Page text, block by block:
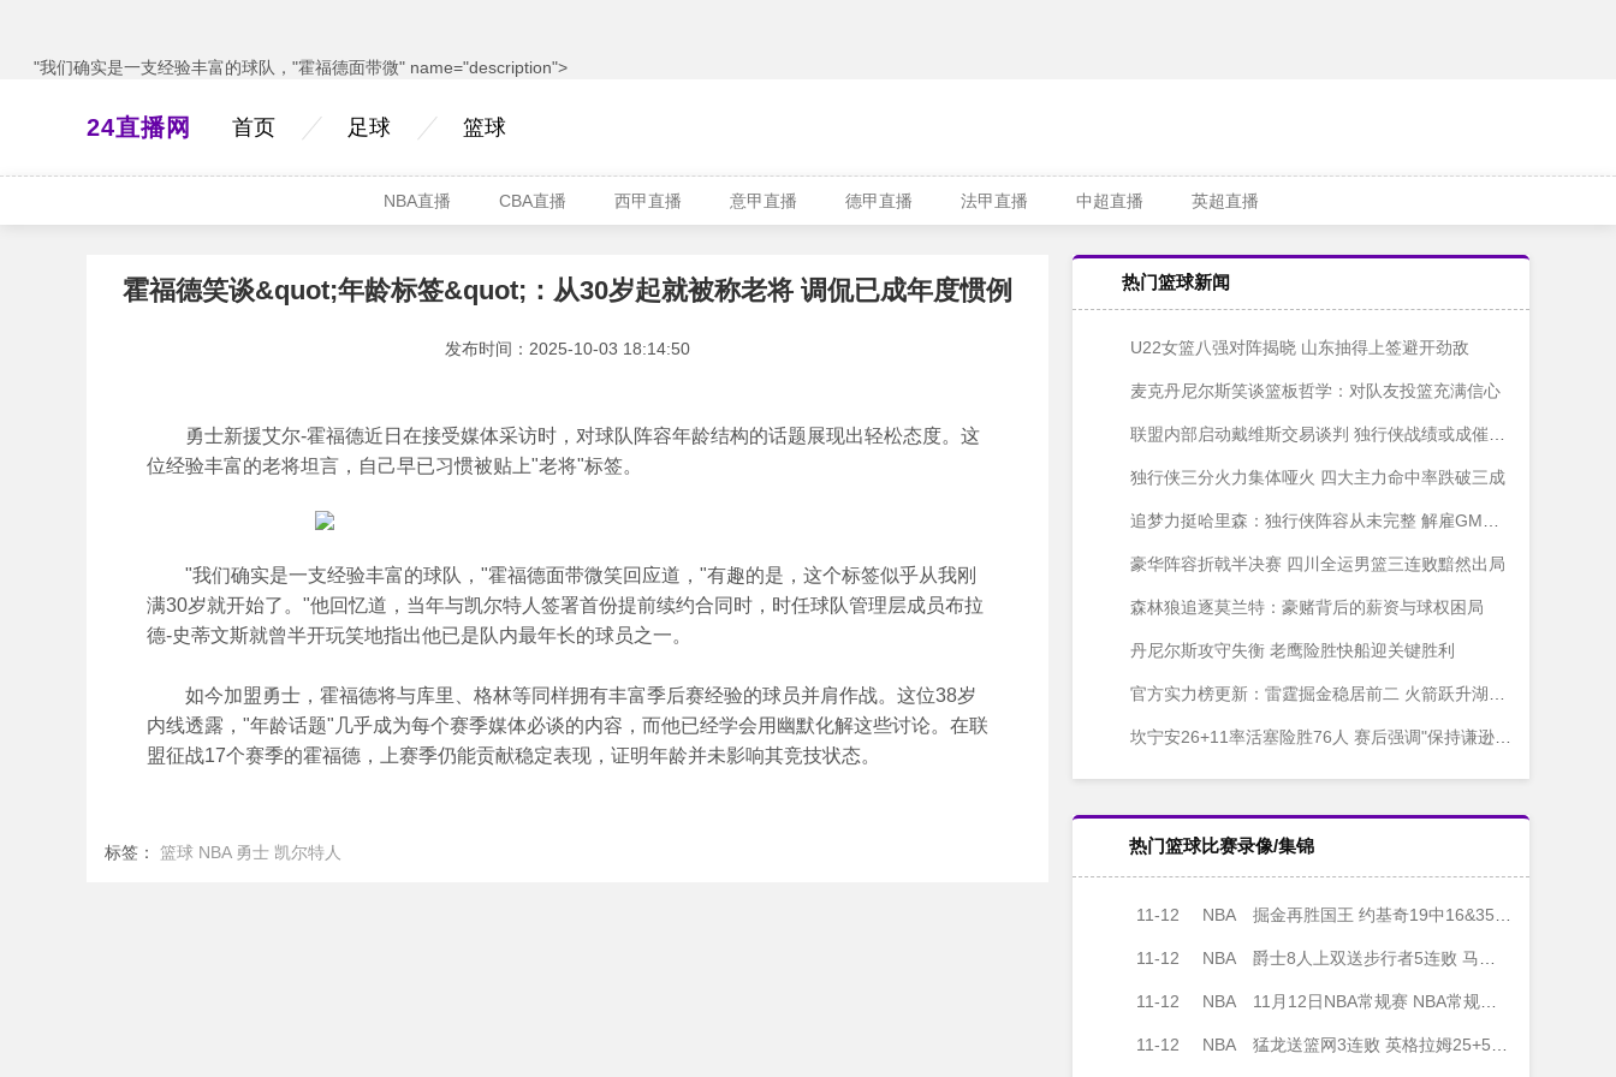
"我们确实是一支经验丰富的球队，"霍福德面带微" name="description">
24直播网 首页 足球 篮球
NBA直播 CBA直播 西甲直播 意甲直播 德甲直播 法甲直播 中超直播 英超直播
霍福德笑谈&quot;年龄标签&quot;：从30岁起就被称老将 调侃已成年度惯例
发布时间：2025-10-03 18:14:50
勇士新援艾尔-霍福德近日在接受媒体采访时，对球队阵容年龄结构的话题展现出轻松态度。这
位经验丰富的老将坦言，自己早已习惯被贴上"老将"标签。
"我们确实是一支经验丰富的球队，"霍福德面带微笑回应道，"有趣的是，这个标签似乎从我刚
满30岁就开始了。"他回忆道，当年与凯尔特人签署首份提前续约合同时，时任球队管理层成员布拉
德-史蒂文斯就曾半开玩笑地指出他已是队内最年长的球员之一。
如今加盟勇士，霍福德将与库里、格林等同样拥有丰富季后赛经验的球员并肩作战。这位38岁
内线透露，"年龄话题"几乎成为每个赛季媒体必谈的内容，而他已经学会用幽默化解这些讨论。在联
盟征战17个赛季的霍福德，上赛季仍能贡献稳定表现，证明年龄并未影响其竞技状态。
标签： 篮球 NBA 勇士 凯尔特人
热门篮球新闻
U22女篮八强对阵揭晓 山东抽得上签避开劲敌
麦克丹尼尔斯笑谈篮板哲学：对队友投篮充满信心
联盟内部启动戴维斯交易谈判 独行侠战绩或成催化剂
独行侠三分火力集体哑火 四大主力命中率跌破三成
追梦力挺哈里森：独行侠阵容从未完整 解雇GM纯属找替罪羊
豪华阵容折戟半决赛 四川全运男篮三连败黯然出局
森林狼追逐莫兰特：豪赌背后的薪资与球权困局
丹尼尔斯攻守失衡 老鹰险胜快船迎关键胜利
官方实力榜更新：雷霆掘金稳居前二 火箭跃升湖人下滑
坎宁安26+11率活塞险胜76人 赛后强调"保持谦逊脚踏实地"
热门篮球比赛录像/集锦
11-12 NBA 掘金再胜国王 约基奇19中16&35+15+7 小萨6犯 威少14+8+11
11-12 NBA 爵士8人上双送步行者5连败 马卡35分 5号秀贝利20分 西卡27分
11-12 NBA 11月12日NBA常规赛 NBA常规赛 步行者 - 爵士 全场录像
11-12 NBA 猛龙送篮网3连败 英格拉姆25+5 巴雷特21中6 克拉克斯顿21+8